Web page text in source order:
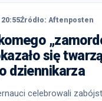
20:55Źródło: Aftenposten
się
dziennikarza
celebrowali